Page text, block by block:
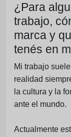
¿Para
trabajo,
marca y
tenés en
Mi trabajo
realidad
la cultura y la
ante el mundo.
Actualmente